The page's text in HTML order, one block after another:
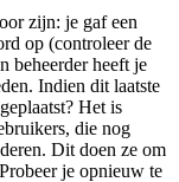
zijn: je gaf een
op (controleer de
beheerder heeft je
Indien dit laatste
Het is
die nog
Dit doen ze om
je opnieuw te